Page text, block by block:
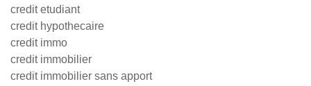
credit etudiant
credit hypothecaire
credit immo
credit immobilier
credit immobilier sans apport